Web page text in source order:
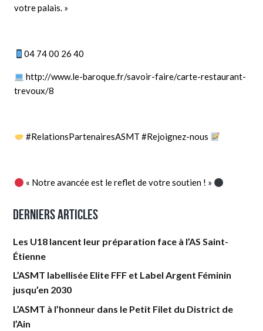
votre palais. »
04 74 00 26 40
http://www.le-baroque.fr/savoir-faire/carte-restaurant-
trevoux/8
#RelationsPartenairesASMT #Rejoignez-nous
« Notre avancée est le reflet de votre soutien ! »
Derniers articles
Les U18 lancent leur préparation face à l’AS Saint-
Étienne
L’ASMT labellisée Elite FFF et Label Argent Féminin
jusqu’en 2030
L’ASMT à l’honneur dans le Petit Filet du District de
l’Ain